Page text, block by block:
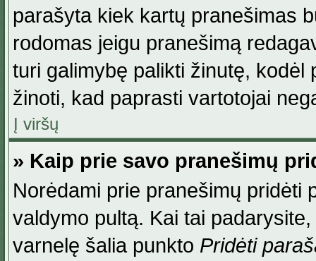
parašyta kiek kartų pranešimas
rodomas jeigu pranešimą
turi galimybę palikti žinutę, kodėl
žinoti, kad paprasti vartotojai
Į viršų
» Kaip prie savo pranešimų
Norėdami prie pranešimų pridėti
valdymo pultą. Kai tai
varnelę šalia punkto Pridėti